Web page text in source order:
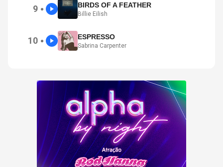
9 ● BIRDS OF A FEATHER
Billie Eilish
10 ● ESPRESSO
Sabrina Carpenter